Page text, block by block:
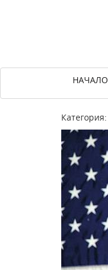
НАЧАЛО
Категория: